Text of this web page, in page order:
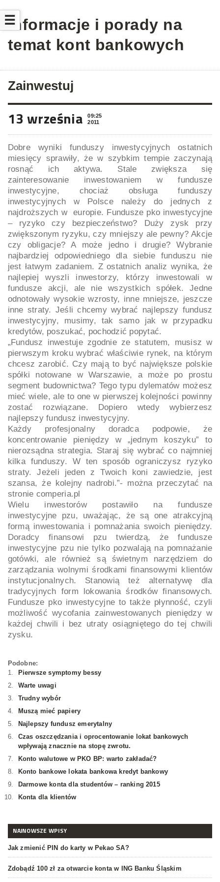
Informacje i porady na
temat kont bankowych
☰
Zainwestuj
13 września
09:25
2011
Dobre wyniki funduszy inwestycyjnych ostatnich
miesięcy sprawiły, że w szybkim tempie zaczynają
rosnąć ich aktywa. Stale zwiększa się
zainteresowanie inwestowaniem w fundusze
inwestycyjne, chociaż obsługa funduszy
inwestycyjnych w Polsce należy do jednych z
najdroższych w europie. Fundusze pko inwestycyjne
– ryzyko czy bezpieczeństwo? Duży zysk przy
zwiększonym ryzyku, czy mniejszy ale pewny? Akcje
czy obligacje? A może jedno i drugie? Wybranie
najbardziej odpowiedniego dla siebie funduszu nie
jest łatwym zadaniem. Z ostatnich analiz wynika, że
najlepiej wyszli inwestorzy, którzy inwestowali w
fundusze akcji, ale nie wszystkich spółek. Jedne
odnotowały wysokie wzrosty, inne mniejsze, jeszcze
inne straty. Jeśli chcemy wybrać najlepszy fundusz
inwestycyjny, musimy, tak samo jak w przypadku
kredytów, poszukać, pochodzić popytać.
„Fundusz inwestuje zgodnie ze statutem, musisz w
pierwszym kroku wybrać właściwie rynek, na którym
chcesz zarobić. Czy mają to być największe polskie
spółki notowane w Warszawie, a może po prostu
segment budownictwa? Tego typu dylematów możesz
mieć wiele, ale to one w pierwszej kolejności powinny
zostać rozwiązane. Dopiero wtedy wybierzesz
najlepszy fundusz inwestycyjny.
Każdy profesjonalny doradca podpowie, że
koncentrowanie pieniędzy w „jednym koszyku” to
nierozsądna strategia. Staraj się wybrać co najmniej
kilka funduszy. W ten sposób ograniczysz ryzyko
straty. Jeżeli jeden z Twoich koni zawiedzie, jest
szansa, że kolejny nadrobi.”- można przeczytać na
stronie comperia.pl
Wielu inwestorów postawiło na fundusze
inwestycyjne pzu, uważając, że są one atrakcyjną
formą inwestowania i pomnażania swoich pieniędzy.
Doradcy finansowi pzu twierdzą, że fundusze
inwestycyjne pzu nie tylko pozwalają na pomnażanie
gotówki, ale również są świetnym narzędziem do
zarządzania wolnymi środkami finansowymi klientów
instytucjonalnych. Stanowią też alternatywę dla
tradycyjnych form lokowania środków finansowych.
Fundusze pko inwestycyjne to także płynność, czyli
możliwość wycofania zainwestowanych pieniędzy w
każdej chwili i bez utraty osiągniętego do tej chwili
zysku.
Podobne:
Pierwsze symptomy bessy
Warte uwagi
Trudny wybór
Muszą mieć papiery
Najlepszy fundusz emerytalny
Czas oszczędzania i oprocentowanie lokat bankowych
wpływają znacznie na stopę zwrotu.
Konto walutowe w PKO BP: warto zakładać?
Konto bankowe lokata bankowa kredyt bankowy
Darmowe konta dla studentów – ranking 2015
Konta dla klientów
NAJNOWSZE WPISY
Jak zmienić PIN do karty w Pekao SA?
Zdobądź 100 zł za otwarcie konta w ING Banku Śląskim